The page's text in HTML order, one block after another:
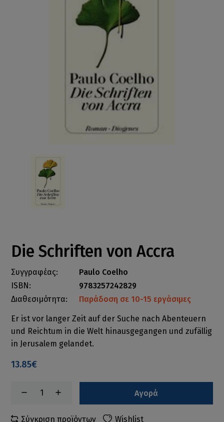
Die Schriften von Accra
Συγγραφέας:
Paulo Coelho
ISBN:
9783257242829
Διαθεσιμότητα:
Παράδοση σε 10-15 εργάσιμες
Er ist vor langer Zeit auf der Suche nach Abenteuern
und Reichtum in die Welt hinausgegangen und zufällig
in Jerusalem gelandet.
13.85€
Αγορά
Σύγκριση προϊόντων Wishlist